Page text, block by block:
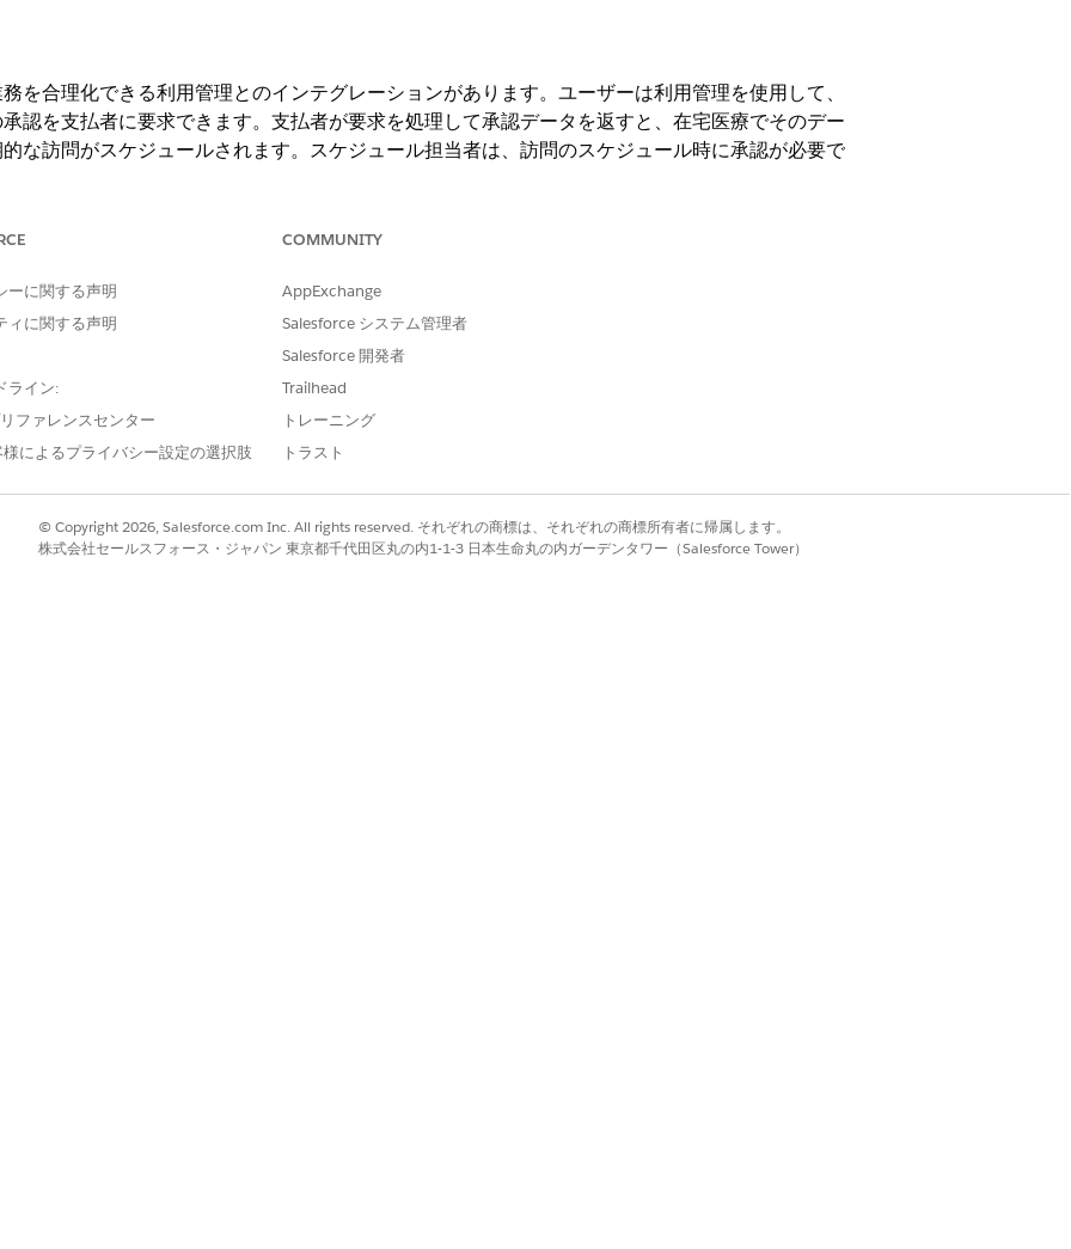
を合理化できる利用管理とのインテグレーションがあります。ユーザーは利用管理を使用して、
認を支払者に要求できます。支払者が要求を処理して承認データを返すと、在宅医療でそのデー
な訪問がスケジュールされます。スケジュール担当者は、訪問のスケジュール時に承認が必要で
用管理で在宅医療を使用することを強くお勧めします。
グレーションにより、患者のケアを効率的かつ包括的に調整できます。健康上の懸念事項や薬剤
連エラーまたは潜在的な薬剤関連エラーを特定して、在宅訪問中に薬剤の使用を最適化するため
ーに関する声明
ィに関する声明
ライン:
ファレンスセンター
様によるプライバシー設定の選択肢
COMMUNITY
AppExchange
Salesforce システム管理者
Salesforce 開発者
Trailhead
トレーニング
トラスト
© Copyright 2026, Salesforce.com Inc. All rights reserved. それぞれの商標は、それぞれの商標所有者に帰属します。
株式会社セールスフォース・ジャパン 東京都千代田区丸の内1-1-3 日本生命丸の内ガーデンタワー（Salesforce Tower）